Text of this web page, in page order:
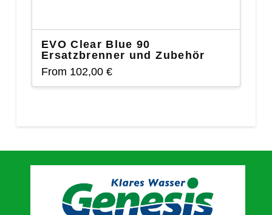
EVO Clear Blue 90
Ersatzbrenner und Zubehör
From 102,00 €